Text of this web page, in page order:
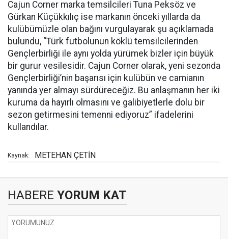
Cajun Corner marka temsilcileri Tuna Peksöz ve
Gürkan Küçükkılıç ise markanın önceki yıllarda da
kulübümüzle olan bağını vurgulayarak şu açıklamada
bulundu, “Türk futbolunun köklü temsilcilerinden
Gençlerbirliği ile aynı yolda yürümek bizler için büyük
bir gurur vesilesidir. Cajun Corner olarak, yeni sezonda
Gençlerbirliği’nin başarısı için kulübün ve camianın
yanında yer almayı sürdüreceğiz. Bu anlaşmanın her iki
kuruma da hayırlı olmasını ve galibiyetlerle dolu bir
sezon getirmesini temenni ediyoruz” ifadelerini
kullandılar.
Kaynak: METEHAN ÇETİN
HABERE YORUM KAT